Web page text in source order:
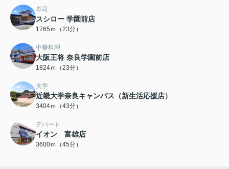
寿司
スシロー 学園前店
1765ｍ（23分）
中華料理
大阪王将 奈良学園前店
1824ｍ（23分）
大学
近畿大学奈良キャンパス（新生活応援店）
3404ｍ（43分）
デパート
イオン 富雄店
3600ｍ（45分）